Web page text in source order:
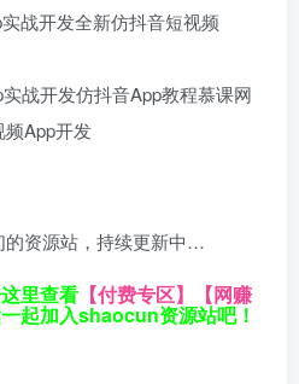
战开发全新仿抖音短视频
实战开发仿抖音App教程慕课网
频App开发
的资源站，持续更新中…
里查看 【付费专区】 【网赚
起加入shaocun资源站吧！